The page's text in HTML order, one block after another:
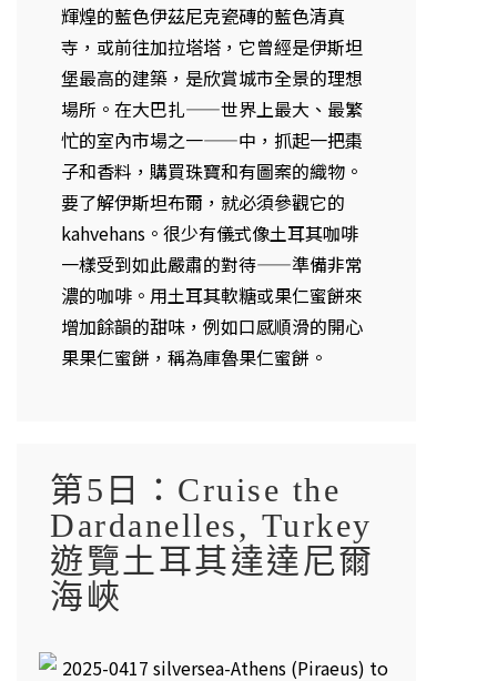
輝煌的藍色伊茲尼克瓷磚的藍色清真
寺，或前往加拉塔塔，它曾經是伊斯坦
堡最高的建築，是欣賞城市全景的理想
場所。在大巴扎——世界上最大、最繁
忙的室內市場之一——中，抓起一把棗
子和香料，購買珠寶和有圖案的織物。
要了解伊斯坦布爾，就必須參觀它的
kahvehans。很少有儀式像土耳其咖啡
一樣受到如此嚴肅的對待——準備非常
濃的咖啡。用土耳其軟糖或果仁蜜餅來
增加餘韻的甜味，例如口感順滑的開心
果果仁蜜餅，稱為庫魯果仁蜜餅。
第5日：Cruise the
Dardanelles, Turkey
遊覽土耳其達達尼爾
海峽